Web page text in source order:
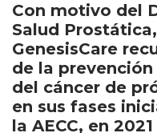
Con motivo del
Salud
GenesisCare
de la
del cáncer de
en sus fases
la AECC, en